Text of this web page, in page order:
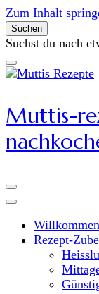
Zum Inhalt
Suchen
Suchen
nach:
Suchst du nach
Muttis-
Rezept-